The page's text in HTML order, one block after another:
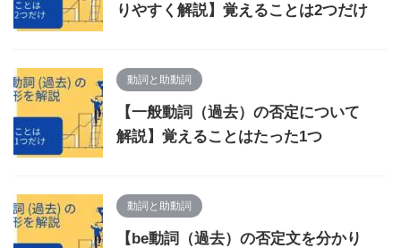
りやすく解説】覚えることは2つだけ
動詞と助動詞
【一般動詞（過去）の否定について
解説】覚えることはたった1つ
動詞と助動詞
【be動詞（過去）の否定文を分かり